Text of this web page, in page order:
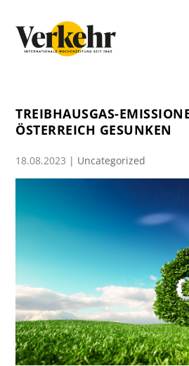
TREIBHAUSGAS-
ÖSTERREICH GESUNKEN
18.08.2023 | Uncategorized